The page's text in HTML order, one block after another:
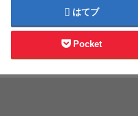
はてブ
Pocket